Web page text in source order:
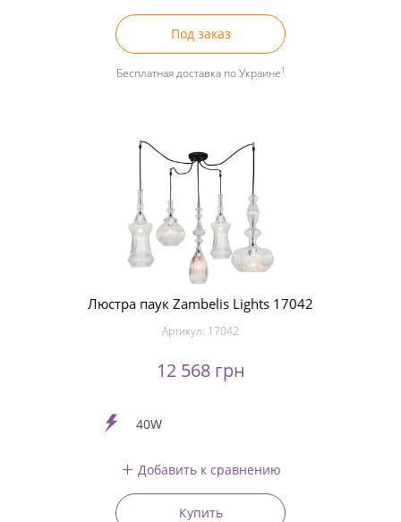
Под заказ
Бесплатная доставка по Украине1
Люстра паук Zambelis Lights 17042
Артикул: 17042
12 568 грн
40W
Добавить к сравнению
Купить